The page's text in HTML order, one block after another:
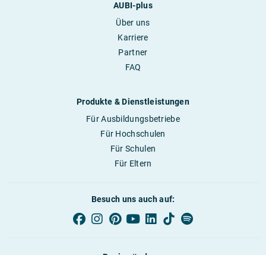
AUBI-plus
Über uns
Karriere
Partner
FAQ
Produkte & Dienstleistungen
Für Ausbildungsbetriebe
Für Hochschulen
Für Schulen
Für Eltern
Besuch uns auch auf: